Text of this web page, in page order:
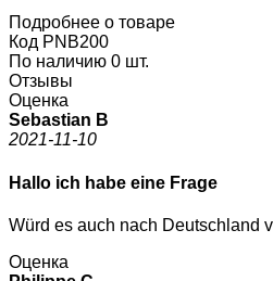
Подробнее о товаре
Код PNB200
По наличию 0 шт.
Отзывы
Оценка
Sebastian B
2021-11-10
Hallo ich habe eine Frage
Würd es auch nach Deutschland
Оценка